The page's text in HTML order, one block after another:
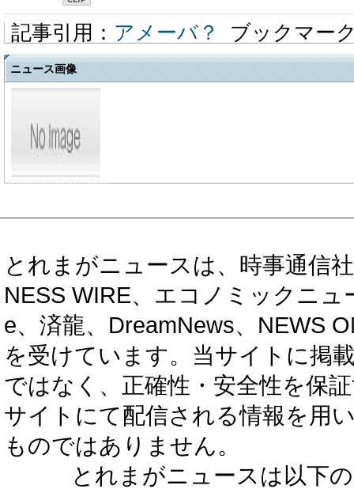
記事引用： アメーバ？ ブックマー
ニュース画像
とれまがニュースは、時事通信
NESS WIRE、エコノミックニ
e、済龍、DreamNews、NEWS
を受けています。当サイトに掲
ではなく、正確性・安全性を保
サイトにて配信される情報を用
ものではありません。
とれまがニュースは以下